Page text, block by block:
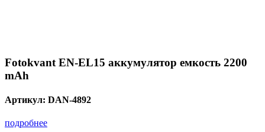
Fotokvant EN-EL15 аккумулятор емкость 2200
mAh
Артикул: DAN-4892
подробнее